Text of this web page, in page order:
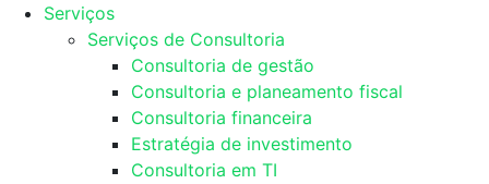
Serviços
Serviços de Consultoria
Consultoria de gestão
Consultoria e planeamento fiscal
Consultoria financeira
Estratégia de investimento
Consultoria em TI